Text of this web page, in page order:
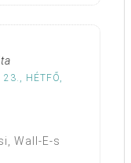
HÉTFŐ,
Wall-E-s